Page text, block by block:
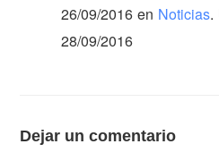
26/09/2016 en Noticias.
28/09/2016
Dejar un comentario